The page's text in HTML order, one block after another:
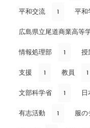
平和交流 1 平和
広島県立尾道商業高等
情報処理部 1 授
支援 1 教員 1
文部科学省 1
有志活動 1 服の